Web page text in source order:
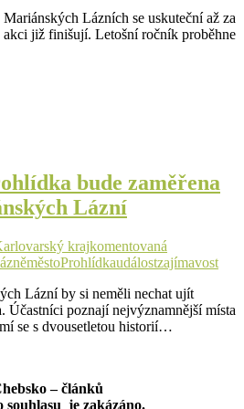
Lázních se uskuteční až za
již finišují. Letošní ročník proběhne
bude zaměřena
Lázní
krajkomentovaná
městoProhlídkaudálostzajímavost
Lázní by si neměli nechat ujít
Účastníci poznají nejvýznamnější místa
se s dvousetletou historií…
– článků
souhlasu je zakázáno.